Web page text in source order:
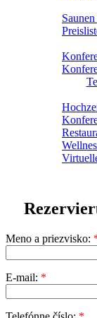
Meno a priezvisko:
E-mail: *